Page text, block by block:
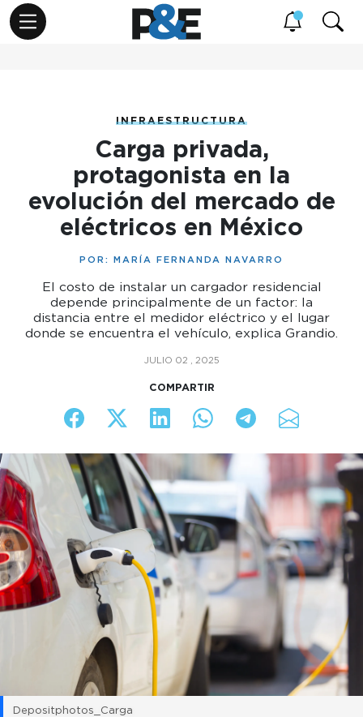
INFRAESTRUCTURA
Carga privada,
protagonista en la
evolución del mercado de
eléctricos en México
POR: MARÍA FERNANDA NAVARRO
El costo de instalar un cargador residencial
depende principalmente de un factor: la
distancia entre el medidor eléctrico y el lugar
donde se encuentra el vehículo, explica Grandio.
JULIO 02 , 2025
COMPARTIR
Depositphotos_Carga